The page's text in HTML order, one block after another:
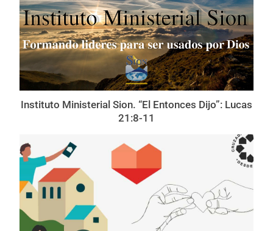
Instituto Ministerial Sion. “El Entonces Dijo”: Lucas
21:8-11